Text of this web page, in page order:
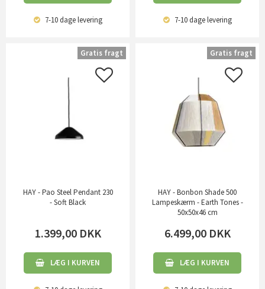
7-10 dagelevering 7-10 dagelevering
HAY - Pao Steel Pendant 230
- Soft Black
1.399,00 DKK
LÆG I KURVEN
Gratis fragt
HAY - Bonbon Shade 500
Lampeskærm - Earth Tones -
50x50x46 cm
6.499,00 DKK
LÆG I KURVEN
Gratis fragt